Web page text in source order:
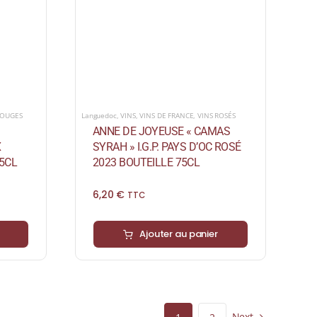
Languedoc ,VINS,VINS DE FRANCE ,VINS ROSÉS
ANNE DE JOYEUSE « CAMAS
SYRAH » I.G.P. PAYS D’OC ROSÉ
2023 BOUTEILLE 75CL
6,20 € TTC
Ajouter au panier